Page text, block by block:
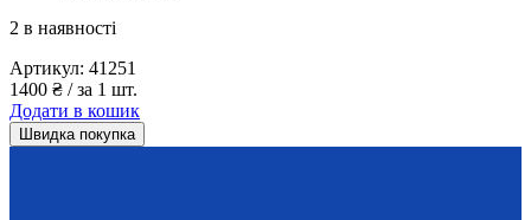
2 в наявності
Артикул: 41251
1400 ₴ / за 1 шт.
Додати в кошик
Швидка покупка